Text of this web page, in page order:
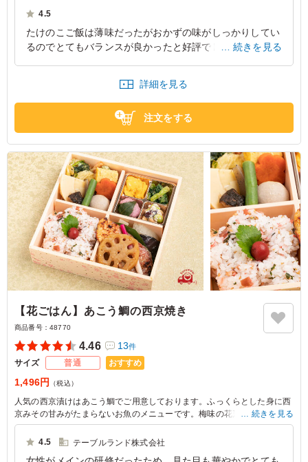
ただけること間違いなし
4.5
たけのこご飯は薄味だったがおかずの味がしっかりしてい
るのでとてもバランスが良かったと好評でした。西京焼き
東京都中央区日本橋蛎殻町2024/02/28
続きを見る
詳細を見る
注文をする
【花ごはん】あこう鯛の西京焼き
商品番号： 48770
4.46 13件
サイズ 普通 おすすめ
1,496円 （税込）
人気の西京漬けはあこう鯛でご用意しております。ふっくらとした身に西
京みその甘みがたまらないお魚のメニューです。梅味の花形ごはんがなん
ともかわいらしく上品なお弁当です
続きを見る
4.5 テーブルランド株式会社